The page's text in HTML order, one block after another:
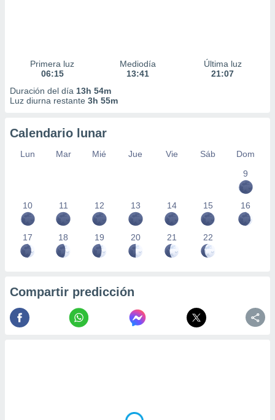
Primera luz
06:15
Mediodía
13:41
Última luz
21:07
Duración del día 13h 54m
Luz diurna restante 3h 55m
Calendario lunar
Lun Mar Mié Jue Vie Sáb
Dom
9
10 11 12 13 14 15 16
17 18 19 20 21 22
Compartir predicción